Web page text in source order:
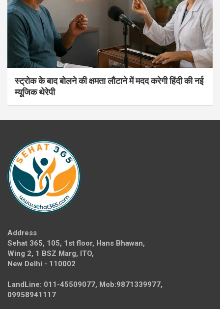
स्ट्रोक के बाद बोलने की क्षमता लौटाने में मदद करेगी हिंदी की नई
म्यूजिक थेरेपी
Address
Sehat 365, 105, 1st floor, Hans Bhawan,
Wing 2, 1 BSZ Marg, ITO,
New Delhi - 110002
LandLine: 011-45509077, Mob:9871339977,
09958941117